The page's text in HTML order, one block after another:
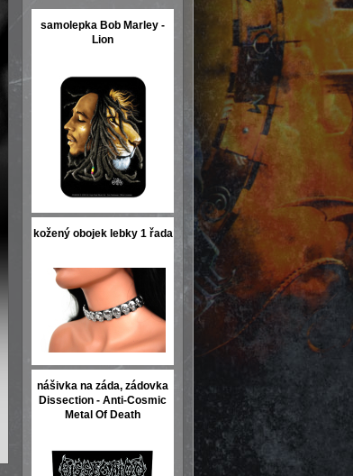
samolepka Bob Marley -
Lion
kožený obojek lebky 1 řada
nášivka na záda, zádovka
Dissection - Anti-Cosmic
Metal Of Death